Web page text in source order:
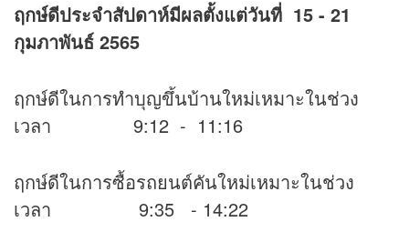
ฤกษ์ดีประจำสัปดาห์มีผลตั้งแต่วันที่ 15 - 21
กุมภาพันธ์ 2565
ฤกษ์ดีในการทำบุญขึ้นบ้านใหม่เหมาะในช่วง
เวลา 9:12 - 11:16
ฤกษ์ดีในการซื้อรถยนต์คันใหม่เหมาะในช่วง
เวลา 9:35 - 14:22